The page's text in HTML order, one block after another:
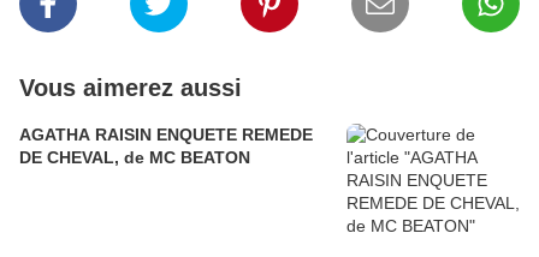
Vous aimerez aussi
AGATHA RAISIN ENQUETE REMEDE
DE CHEVAL, de MC BEATON